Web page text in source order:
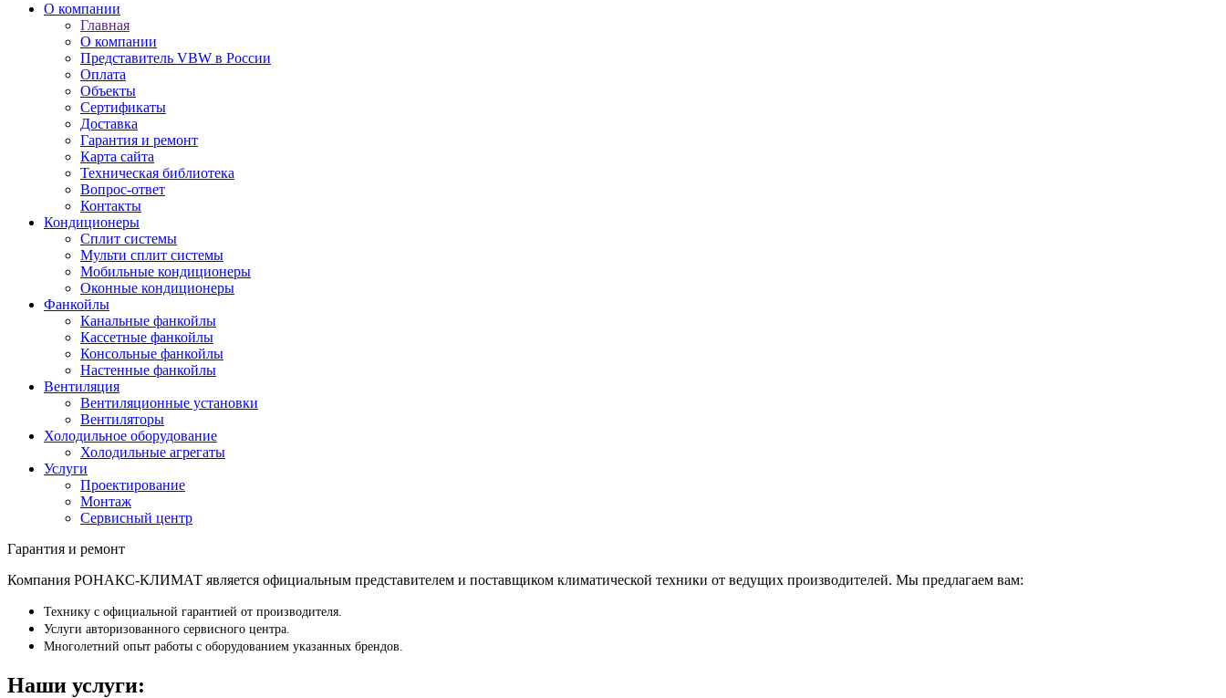
О компании
Главная
О компании
Представитель VBW в России
Оплата
Объекты
Сертификаты
Доставка
Гарантия и ремонт
Карта сайта
Техническая библиотека
Вопрос-ответ
Контакты
Кондиционеры
Сплит системы
Мульти сплит системы
Мобильные кондиционеры
Оконные кондиционеры
Фанкойлы
Канальные фанкойлы
Кассетные фанкойлы
Консольные фанкойлы
Настенные фанкойлы
Вентиляция
Вентиляционные установки
Вентиляторы
Холодильное оборудование
Холодильные агрегаты
Услуги
Проектирование
Монтаж
Сервисный центр
Гарантия и ремонт
Компания РОНАКС-КЛИМАТ является официальным представителем и поставщиком климатической техники от ведущих производителей. Мы предлагаем вам:
Технику с официальной гарантией от производителя.
Услуги авторизованного сервисного центра.
Многолетний опыт работы с оборудованием указанных брендов.
Наши услуги: